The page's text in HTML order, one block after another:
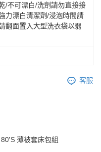
/不可漂白/洗劑請勿直接接
力漂白清潔劑/浸泡時間請
翻面置入大型洗衣袋以弱
客服
80'S 薄被套床包組